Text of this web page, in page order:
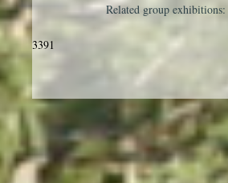
Related group exhibitions:
3391